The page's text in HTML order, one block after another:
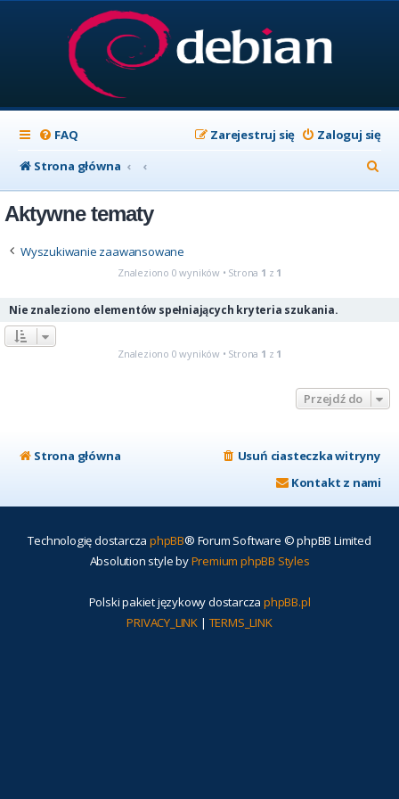
FAQ Zaloguj się
Zarejestruj się
Strona główna
z
Aktywne tematy
Wyszukiwanie zaawansowane
Znaleziono 0 wyników • Strona 1 z 1
Nie znaleziono elementów spełniających kryteria szukania.
Znaleziono 0 wyników • Strona 1 z 1
Przejdź do
Strona główna
Usuń ciasteczka witryny
Kontakt z nami
Technologię dostarcza phpBB® Forum Software © phpBB Limited
Absolution style byPremium phpBB Styles
Polski pakiet językowy dostarcza phpBB.pl
PRIVACY_LINK | TERMS_LINK